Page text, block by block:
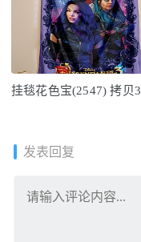
挂毯花色宝(2547) 拷贝3
发表回复